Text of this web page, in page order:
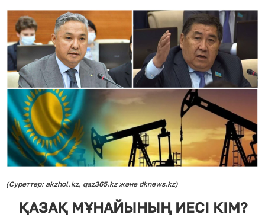
(Суреттер: akzhol.kz, qaz365.kz және dknews.kz)
ҚАЗАҚ МҰНАЙЫНЫҢ ИЕСІ КІМ?